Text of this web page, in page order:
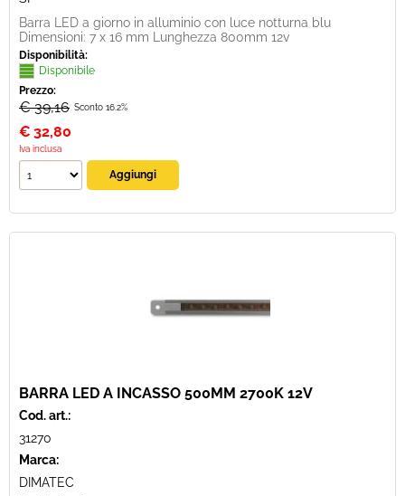
Barra LED a giorno in alluminio con luce notturna blu
Dimensioni: 7 x 16 mm Lunghezza 800mm 12v
Disponibilità:
Disponibile
Prezzo:
€ 39,16 Sconto 16.2%
€ 32,80
Iva inclusa
BARRA LED A INCASSO 500MM 2700K 12V
Cod. art.:
31270
Marca:
DIMATEC